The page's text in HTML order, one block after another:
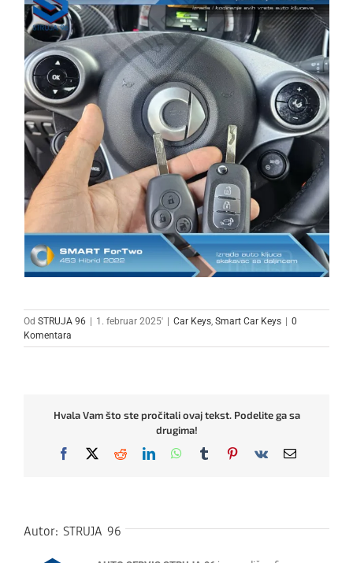
Od STRUJA 96 | 1. februar 2025' | Car Keys Smart Car Keys | 0
Komentara
Hvala Vam što ste pročitali ovaj tekst. Podelite ga sa
drugima!
Facebook
X RedditLinkedInWhatsApp
TumblrPinterest
Vk Email
Autor: STRUJA 96